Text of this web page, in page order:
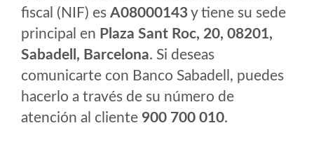
fiscal (NIF) es A08000143y tiene su sede
principal en Plaza Sant Roc, 20, 08201,
Sabadell, Barcelona. Si deseas
comunicarte con Banco Sabadell, puedes
hacerlo a través de su número de
atención al cliente 900 700 010.